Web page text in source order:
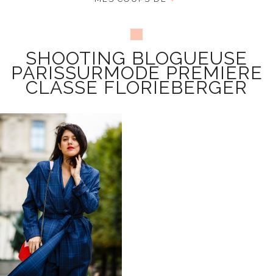
SHOOTING BLOGUEUSE
PARISSURMODE PREMIERE
CLASSE FLORIEBERGER